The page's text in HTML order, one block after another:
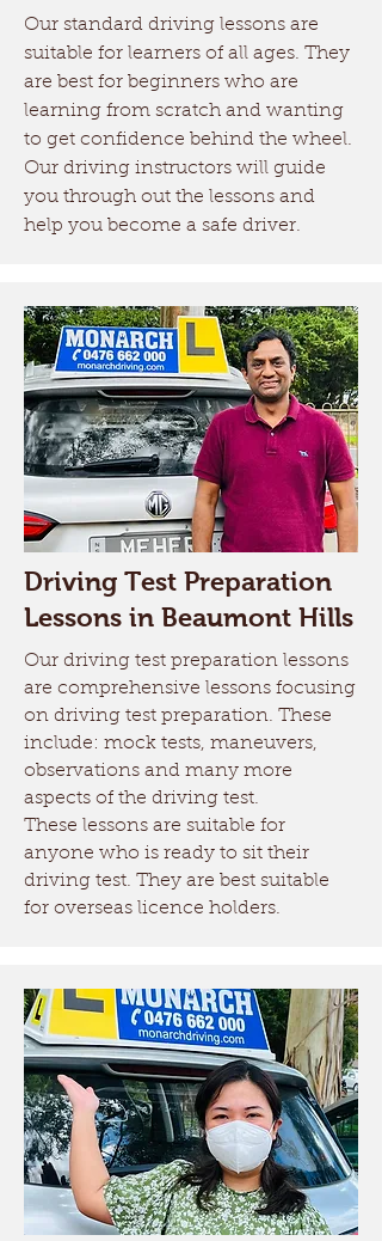
Our standard driving lessons are
suitable for learners of all ages. They
are best for beginners who are
learning from scratch and wanting
to get confidence behind the wheel.
Our driving instructors will guide
you through out the lessons and
help you become a safe driver.
Driving Test Preparation
Lessons in Beaumont Hills
Our driving test preparation lessons
are comprehensive lessons focusing
on driving test preparation. These
include: mock tests, maneuvers,
observations and many more
aspects of the driving test.
These lessons are suitable for
anyone who is ready to sit their
driving test. They are best suitable
for overseas licence holders.